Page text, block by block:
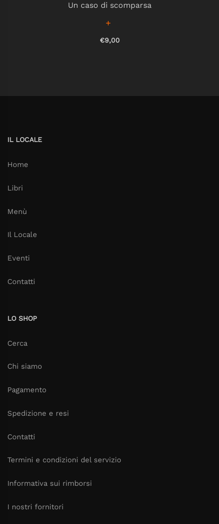
Un caso di scomparsa
€9,00
IL LOCALE
Home
Libri
Menù
Il Locale
Eventi
Contatti
LO SHOP
Cerca
Chi siamo
Pagamento
Spedizione e resi
Contatti
Termini e condizioni del servizio
Informativa sui rimborsi
I nostri fornitori